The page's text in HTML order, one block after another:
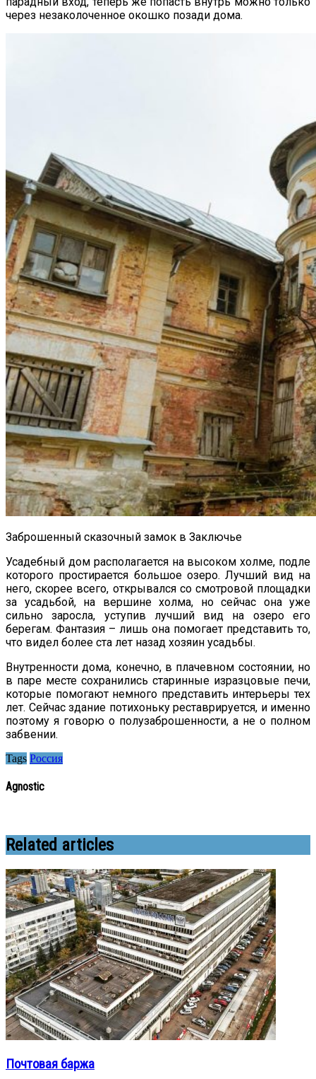
через незаколоченное окошко позади дома.
Заброшенный сказочный замок в Заключье
Усадебный дом располагается на высоком холме, подле
которого простирается большое озеро. Лучший вид на
него, скорее всего, открывался со смотровой площадки
за усадьбой, на вершине холма, но сейчас она уже
сильно заросла, уступив лучший вид на озеро его
берегам. Фантазия – лишь она помогает представить то,
что видел более ста лет назад хозяин усадьбы.
Внутренности дома, конечно, в плачевном состоянии, но
в паре месте сохранились старинные изразцовые печи,
которые помогают немного представить интерьеры тех
лет. Сейчас здание потихоньку реставрируется, и именно
поэтому я говорю о полузаброшенности, а не о полном
забвении.
Tags Россия
Agnostic
Related articles
Почтовая баржа